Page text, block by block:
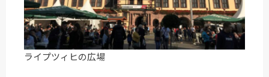
ライプツィヒの広場